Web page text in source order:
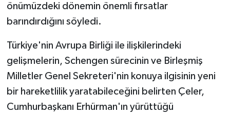
önümüzdeki dönemin önemli fırsatlar
barındırdığını söyledi.
Türkiye'nin Avrupa Birliği ile ilişkilerindeki
gelişmelerin, Schengen sürecinin ve Birleşmiş
Milletler Genel Sekreteri'nin konuya ilgisinin yeni
bir hareketlilik yaratabileceğini belirten Çeler,
Cumhurbaşkanı Erhürman'ın yürüttüğü